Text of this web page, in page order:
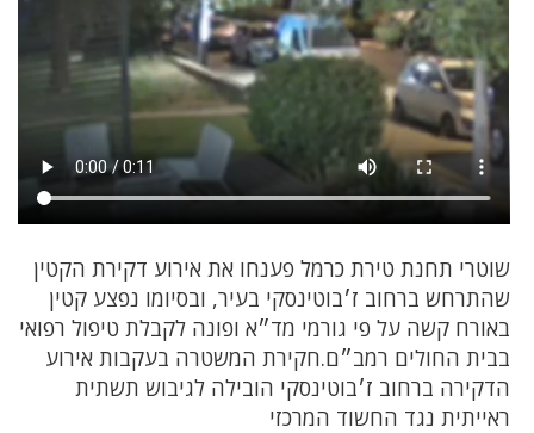
שוטרי תחנת טירת כרמל פענחו את אירוע דקירת הקטין
שהתרחש ברחוב ז׳בוטינסקי בעיר, ובסיומו נפצע קטין
באורח קשה על פי גורמי מד״א ופונה לקבלת טיפול רפואי
בבית החולים רמב״ם.חקירת המשטרה בעקבות אירוע
הדקירה ברחוב ז׳בוטינסקי הובילה לגיבוש תשתית
ראייתית נגד החשוד המרכזי